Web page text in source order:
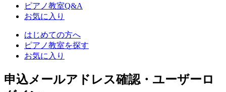
ピアノ教室Q&A
お気に入り
はじめての方へ
ピアノ教室を探す
お気に入り
申込メールアドレス確認・ユーザーロ